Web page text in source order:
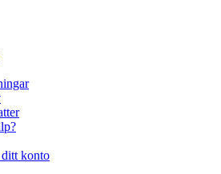
ditt konto